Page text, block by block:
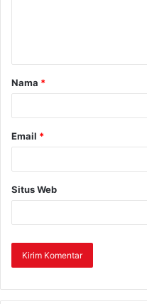
Nama *
Email *
Situs Web